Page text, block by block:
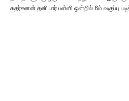
சுதர்சனன் தனியார் பள்ளி ஒன்றில் 6ம் வகுப்பு